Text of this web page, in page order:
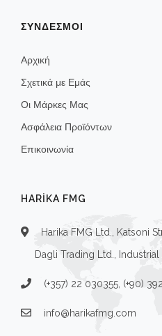
ΣΥΝΔΕΣΜΟΙ
Αρχική
Σχετικά με Εμάς
Οι Μάρκες Μας
Ασφάλεια Προϊόντων
Επικοινωνία
HARIKA FMG
Harika FMG Ltd., Katsoni
Dagli Trading Ltd., Industrial
(+357) 22 030355, (+90)
info@harikafmg.com